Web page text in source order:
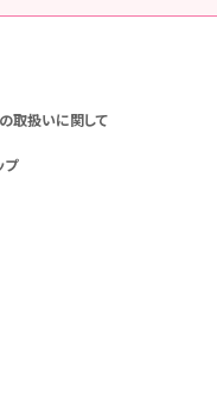
取扱いに関して
プ